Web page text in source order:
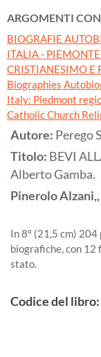
ARGOMENTI
BIOGRAFIE
ITALIA -
CRISTIANESIMO E
Biographies
Italy: Piedmont
Catholic Church
Autore: Perego
Titolo: BEVI
Alberto Gamba.
PineroloAlzani,,
In 8º (21,5 cm)
biografiche, con
stato.
Codice del libro: